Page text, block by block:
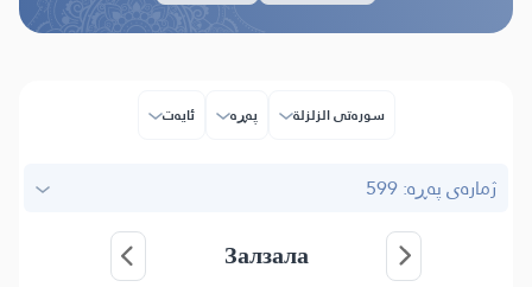
سوره‌تی الزلزلة پەڕە ئایه‌ت
ژمارەی پەڕە: 599
Залзала